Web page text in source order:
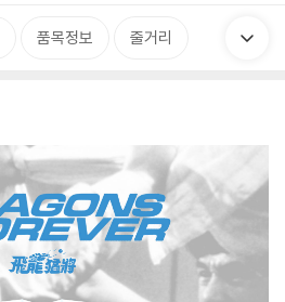
품목정보 줄거리